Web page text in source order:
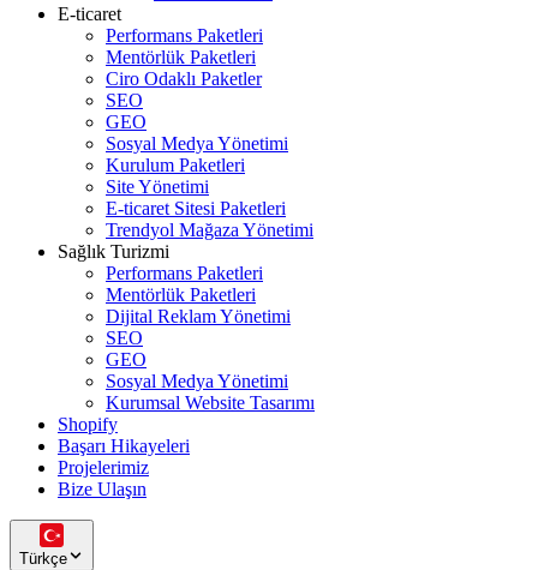
E-ticaret
Performans Paketleri
Mentörlük Paketleri
Ciro Odaklı Paketler
SEO
GEO
Sosyal Medya Yönetimi
Kurulum Paketleri
Site Yönetimi
E-ticaret Sitesi Paketleri
Trendyol Mağaza Yönetimi
Sağlık Turizmi
Performans Paketleri
Mentörlük Paketleri
Dijital Reklam Yönetimi
SEO
GEO
Sosyal Medya Yönetimi
Kurumsal Website Tasarımı
Shopify
Başarı Hikayeleri
Projelerimiz
Bize Ulaşın
Türkçe